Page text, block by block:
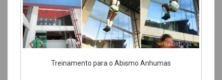
Treinamento para o Abismo Anhumas